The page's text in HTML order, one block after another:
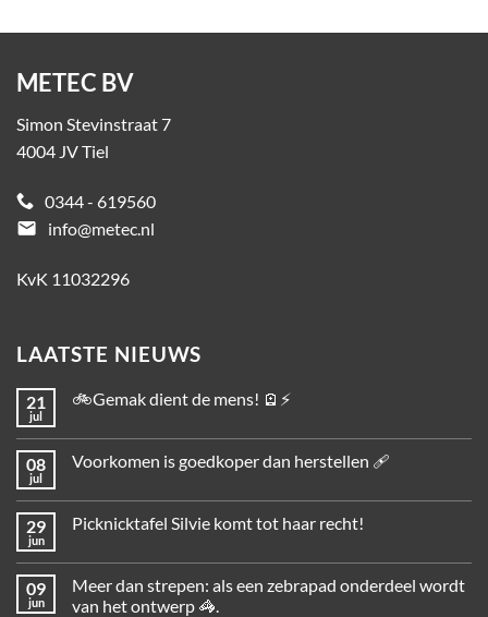
METEC BV
Simon Stevinstraat 7
4004 JV Tiel
0344 - 619560
email
info@metec.nl
KvK 11032296
LAATSTE NIEUWS
21
jul
🚲Gemak dient de mens! 🪫⚡
08
jul
Voorkomen is goedkoper dan herstellen 🩹
29
jun
Picknicktafel Silvie komt tot haar recht!
09
jun
Meer dan strepen: als een zebrapad onderdeel wordt
van het ontwerp 🦓.